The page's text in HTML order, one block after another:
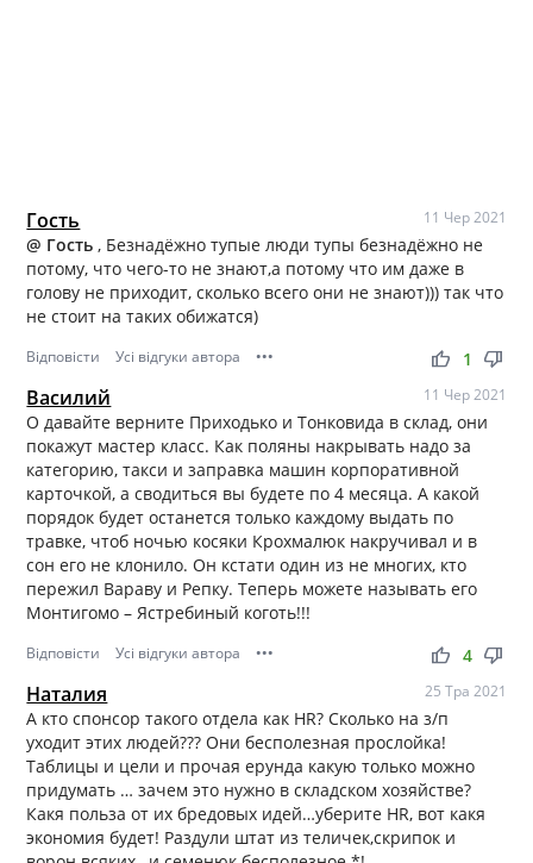
Гость 11 Чер 2021
@ Гость , Безнадёжно тупые люди тупы безнадёжно не
потому, что чего-то не знают,а потому что им даже в
голову не приходит, сколько всего они не знают))) так что
не стоит на таких обижатся)
Відповісти Усі відгуки автора ••• thumb_up thumb_down
1
Василий 11 Чер 2021
О давайте верните Приходько и Тонковида в склад, они
покажут мастер класс. Как поляны накрывать надо за
категорию, такси и заправка машин корпоративной
карточкой, а сводиться вы будете по 4 месяца. А какой
порядок будет останется только каждому выдать по
травке, чтоб ночью косяки Крохмалюк накручивал и в
сон его не клонило. Он кстати один из не многих, кто
пережил Вараву и Репку. Теперь можете называть его
Монтигомо – Ястребиный коготь!!!
Відповісти Усі відгуки автора ••• thumb_up thumb_down
4
Наталия 25 Тра 2021
А кто спонсор такого отдела как HR? Сколько на з/п
уходит этих людей??? Они бесполезная прослойка!
Таблицы и цели и прочая ерунда какую только можно
придумать … зачем это нужно в складском хозяйстве?
Какя польза от их бредовых идей…уберите HR, вот какя
экономия будет! Раздули штат из теличек,скрипок и